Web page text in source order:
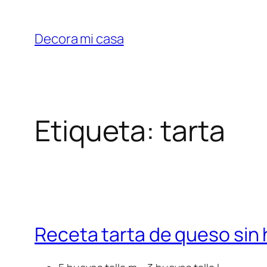
contenido
Decora mi casa
Etiqueta: tarta
Receta tarta de queso sin